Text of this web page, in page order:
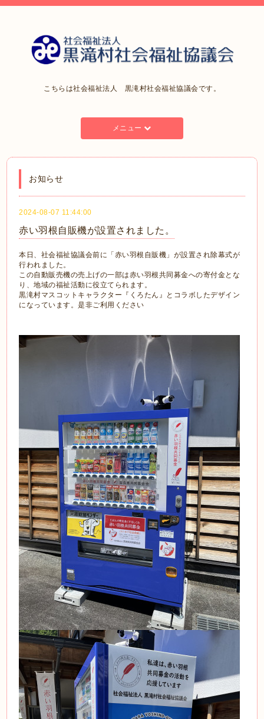
こちらは社会福祉法人 黒滝村社会福祉協議会です。
メニュー
お知らせ
2024-08-07 11:44:00
赤い羽根自販機が設置されました。
本日、社会福祉協議会前に「赤い羽根自販機」が設置され除幕式が
行われました。
この自動販売機の売上げの一部は赤い羽根共同募金への寄付金とな
り、地域の福祉活動に役立てられます。
黒滝村マスコットキャラクター『くろたん』とコラボしたデザイン
になっています。是非ご利用ください